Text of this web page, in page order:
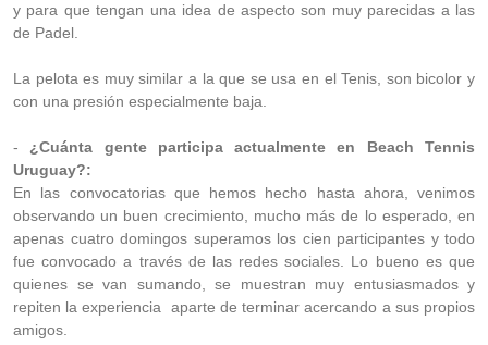
y para que tengan una idea de aspecto son muy parecidas a las
de Padel.
La pelota es muy similar a la que se usa en el Tenis, son bicolor y
con una presión especialmente baja.
- ¿Cuánta gente participa actualmente en Beach Tennis
Uruguay?:
En las convocatorias que hemos hecho hasta ahora, venimos
observando un buen crecimiento, mucho más de lo esperado, en
apenas cuatro domingos superamos los cien participantes y todo
fue convocado a través de las redes sociales. Lo bueno es que
quienes se van sumando, se muestran muy entusiasmados y
repiten la experiencia aparte de terminar acercando a sus propios
amigos.